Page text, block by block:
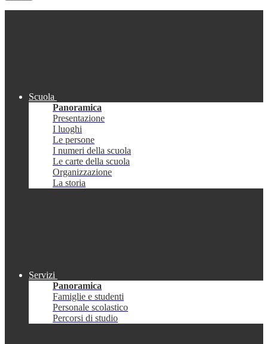
Scuola
Panoramica
Presentazione
I luoghi
Le persone
I numeri della scuola
Le carte della scuola
Organizzazione
La storia
Servizi
Panoramica
Famiglie e studenti
Personale scolastico
Percorsi di studio